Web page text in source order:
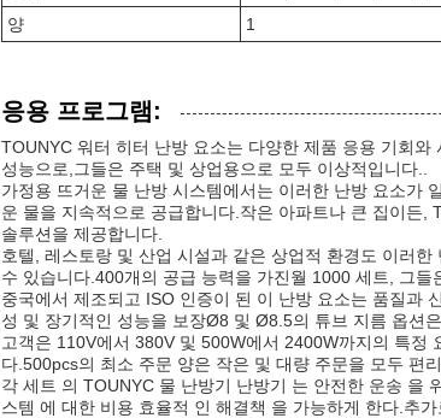
양
1
응용 프로그램:
TOUNYC 워터 히터 난방 요소는 다양한 제품 응용 기회
성능으로,그들은 주택 및 상업용으로 모두 이상적입니다..
가정용 뜨거운 물 난방 시스템에서는 이러한 난방 요소가
운 물을 지속적으로 공급합니다.작은 아파트나 큰 집이든
솔루션을 제공합니다.
호텔, 레스토랑 및 산업 시설과 같은 상업적 환경도 이러
수 있습니다.400개의 공급 능력을 가진월 1000 세트, 그
중국에서 제조되고 ISO 인증이 된 이 난방 요소는 품질과
성 및 장기적인 성능을 보장Ø8 및 Ø8.5의 튜브 지름 옵션
고객은 110V에서 380V 및 500W에서 2400W까지의 특정
다.500pcs의 최소 주문 양은 작은 및 대량 주문을 모두 편
각 세트 의 TOUNYC 물 난방기 난방기 는 안전한 운송 을
스템 에 대한 비용 효율적 인 해결책 을 가능하게 한다.추